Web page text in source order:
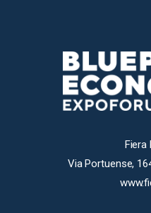
Fiera
Via Portuense,